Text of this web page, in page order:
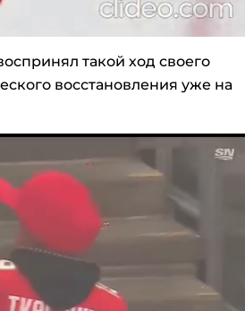
такой ход своего
восстановления уже на